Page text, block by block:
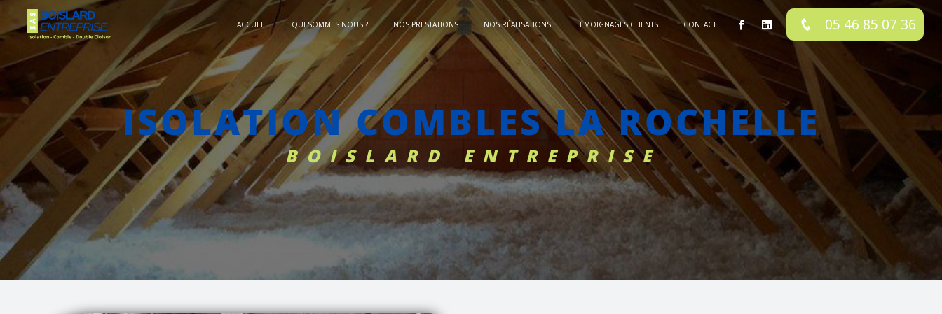
ACCUEIL QUI SOMMES NOUS ? NOS PRESTATIONS NOS RÉALISATIONS TÉMOIGNAGES CLIENTS CONTACT 05 46 85 07 36
ISOLATION COMBLES LA ROCHELLE
BOISLARD ENTREPRISE
Panneau de gestion des cookies